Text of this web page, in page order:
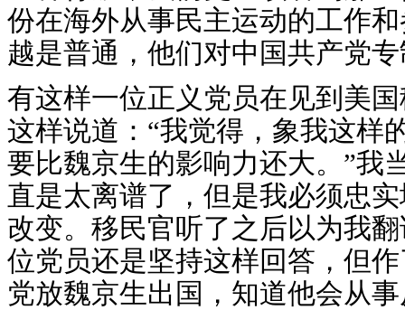
份在海外从事民主运动的工作
越是普通，他们对中国共产党
有这样一位正义党员在见到美
这样说道：“我觉得，象我这样
要比魏京生的影响力还大。”我
直是太离谱了，但是我必须忠
改变。移民官听了之后以为我
位党员还是坚持这样回答，但
党放魏京生出国，知道他会从